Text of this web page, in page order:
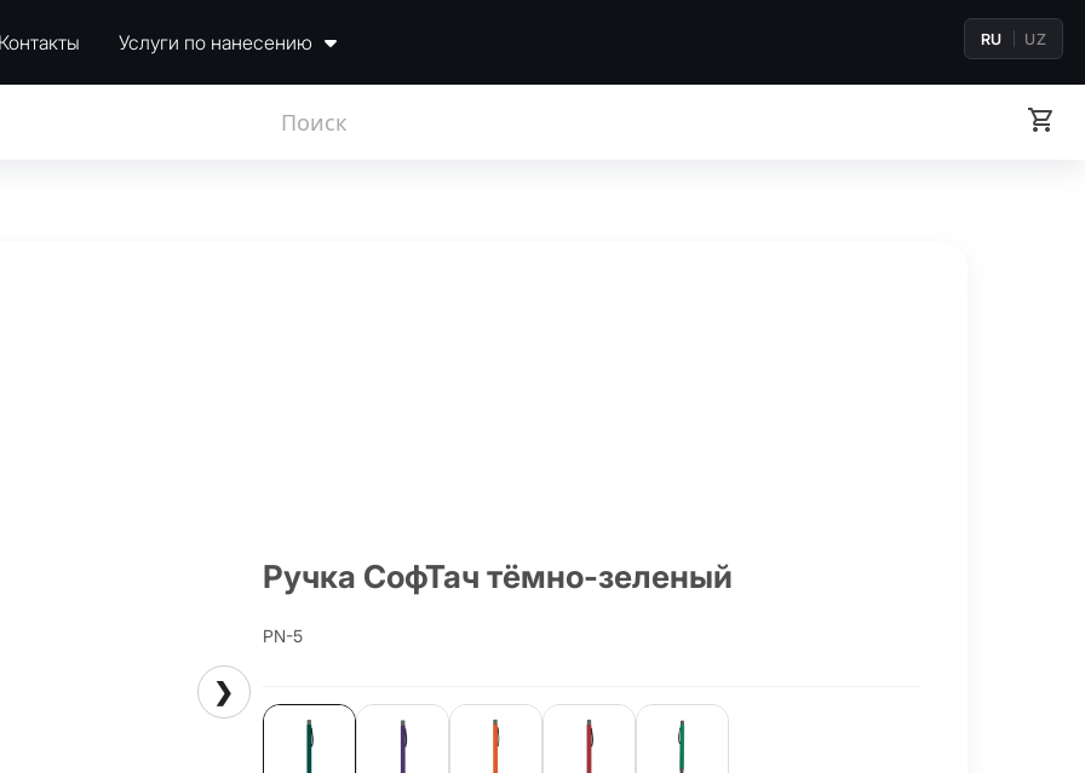
Услуги по нанесению RU UZ
❯
Ручка СофТач тёмно-зеленый
PN-5